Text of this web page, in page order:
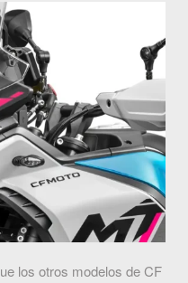
los otros modelos de CF